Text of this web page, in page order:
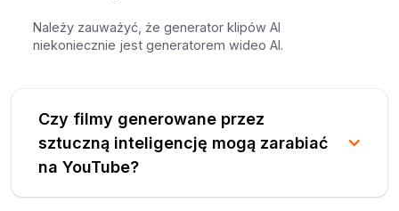
Należy zauważyć, że generator klipów AI
niekoniecznie jest generatorem wideo AI.
Czy filmy generowane przez
sztuczną inteligencję mogą zarabiać
na YouTube?